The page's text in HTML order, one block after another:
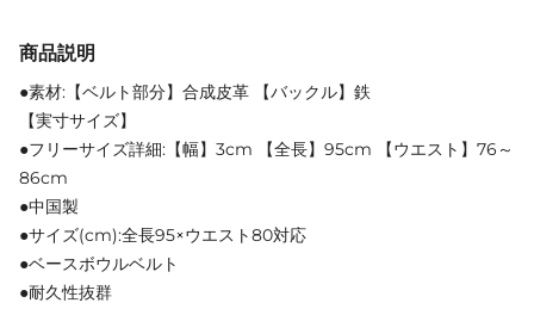
商品説明
●素材:【ベルト部分】合成皮革 【バックル】鉄
【実寸サイズ】
●フリーサイズ詳細:【幅】3cm 【全長】95cm 【ウエスト】76～
86cm
●中国製
●サイズ(cm):全長95×ウエスト80対応
●ベースボウルベルト
●耐久性抜群